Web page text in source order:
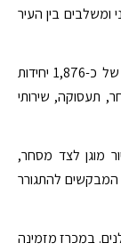
ומשלבים בין העיר
התוכנית בשטח של כ-1,670 דונם, כוללת מגורים של כ-1,876 יחידות
שטחי מסחר, תעסוקה, שירותי
מוגן לצד מסחר,
המבקשים להתגורר
במכרז מזמינה